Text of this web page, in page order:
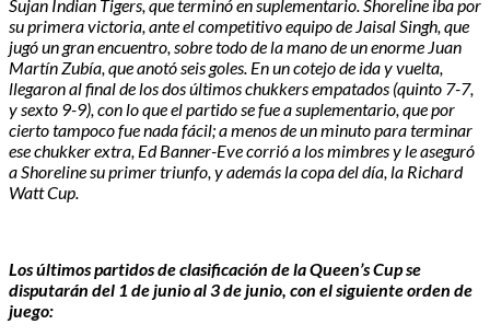
Sujan Indian Tigers, que terminó en suplementario. Shoreline iba por
su primera victoria, ante el competitivo equipo de Jaisal Singh, que
jugó un gran encuentro, sobre todo de la mano de un enorme Juan
Martín Zubía, que anotó seis goles. En un cotejo de ida y vuelta,
llegaron al final de los dos últimos chukkers empatados (quinto 7-7,
y sexto 9-9), con lo que el partido se fue a suplementario, que por
cierto tampoco fue nada fácil; a menos de un minuto para terminar
ese chukker extra, Ed Banner-Eve corrió a los mimbres y le aseguró
a Shoreline su primer triunfo, y además la copa del día, la Richard
Watt Cup.
Los últimos partidos de clasificación de la Queen’s Cup se
disputarán del 1 de junio al 3 de junio, con el siguiente orden de
juego: